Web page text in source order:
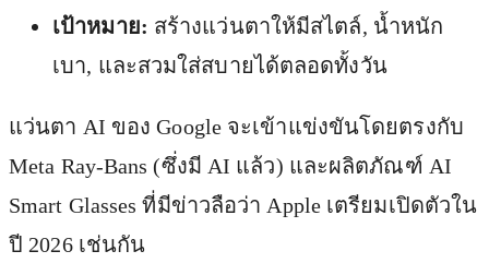
เป้าหมาย: สร้างแว่นตาให้มีสไตล์, น้ำหนัก
เบา, และสวมใส่สบายได้ตลอดทั้งวัน
แว่นตา AI ของ Google จะเข้าแข่งขันโดยตรงกับ
Meta Ray-Bans (ซึ่งมี AI แล้ว) และผลิตภัณฑ์ AI
Smart Glasses ที่มีข่าวลือว่า Apple เตรียมเปิดตัวใน
ปี 2026 เช่นกัน